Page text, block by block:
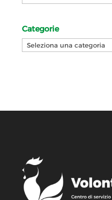
Categorie
Categorie